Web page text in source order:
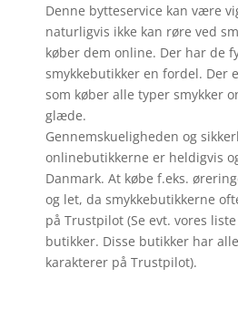
Denne bytteservice kan være
naturligvis ikke kan røre ved
køber dem online. Der har de
smykkebutikker en fordel. Der
som køber alle typer smykker
glæde.
Gennemskueligheden og
onlinebutikkerne er heldigvis
Danmark. At købe f.eks.
og let, da smykkebutikkerne
på Trustpilot (Se evt. vores
butikker. Disse butikker har
karakterer på Trustpilot).